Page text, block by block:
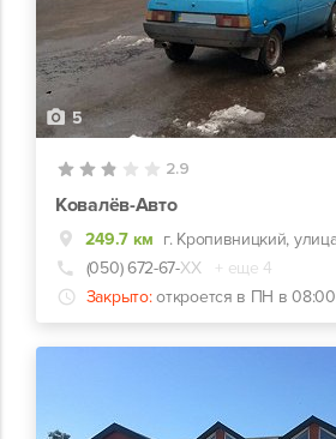
5
2.9
Ковалёв-Авто
249.7 км
(050) 672-67-ХХ
+ еще 4
Закрыто: откроется в ПН в 08:00